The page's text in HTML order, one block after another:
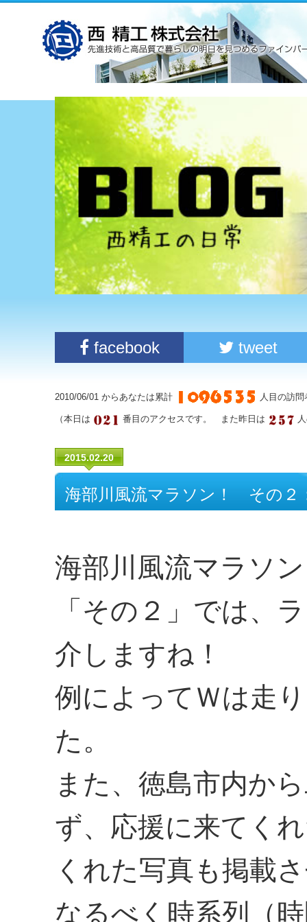
facebook tweet
2010/06/01 からあなたは累計 人目の訪
（本日は 番目のアクセスです。 また昨日は
2015.02.20
海部川風流マラソン！ その２
海部川風流マラソ
「その２」では、
介しますね！
例によってＷは走
た。
また、徳島市内か
ず、応援に来てく
くれた写真も掲載
なるべく時系列（